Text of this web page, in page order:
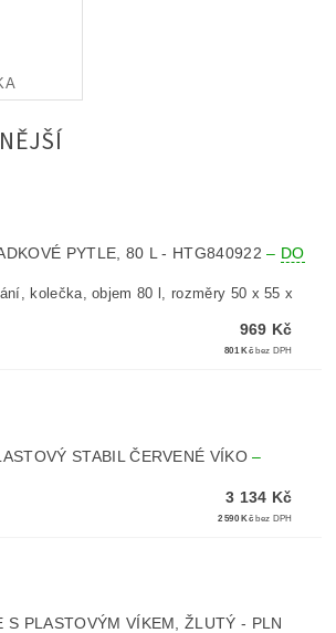
PYTLE, 80 L - HTG840922– DO
kolečka, objem 80 l, rozměry 50 x 55 x
969 Kč
801 Kč bez DPH
STABIL ČERVENÉ VÍKO–
3 134 Kč
2 590 Kč bez DPH
S PLASTOVÝM VÍKEM, ŽLUTÝ - PLN